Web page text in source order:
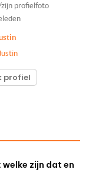
profielfoto
profiel
zijn dat en